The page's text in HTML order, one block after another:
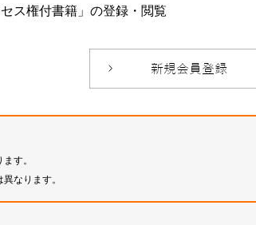
ス権付書籍」の登録・閲覧
す。
なります。